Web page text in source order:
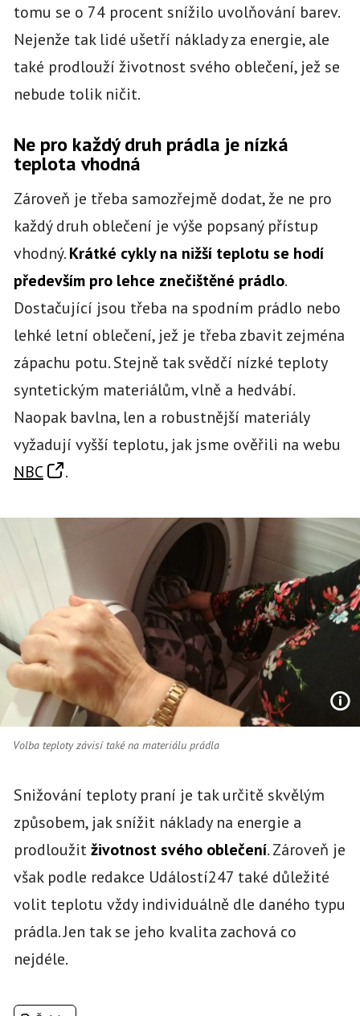
tomu se o 74 procent snížilo uvolňování barev.
Nejenže tak lidé ušetří náklady za energie, ale
také prodlouží životnost svého oblečení, jež se
nebude tolik ničit.
Ne pro každý druh prádla je nízká
teplota vhodná
Zároveň je třeba samozřejmě dodat, že ne pro
každý druh oblečení je výše popsaný přístup
vhodný.Krátké cykly na nižší teplotu se hodí
především pro lehce znečištěné prádlo.
Dostačující jsou třeba na spodním prádlo nebo
lehké letní oblečení, jež je třeba zbavit zejména
zápachu potu. Stejně tak svědčí nízké teploty
syntetickým materiálům, vlně a hedvábí.
Naopak bavlna, len a robustnější materiály
vyžadují vyšší teplotu, jak jsme ověřili na webu
NBC
.
Volba teploty závisí také na materiálu prádla
Snižování teploty praní je tak určitě skvělým
způsobem, jak snížit náklady na energie a
prodloužitživotnost svého oblečení. Zároveň je
však podle redakce Událostí247 také důležité
volit teplotu vždy individuálně dle daného typu
prádla. Jen tak se jeho kvalita zachová co
nejdéle.